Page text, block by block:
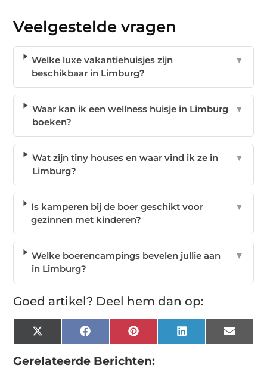
Veelgestelde vragen
Welke luxe vakantiehuisjes zijn
beschikbaar in Limburg?
▼
Waar kan ik een wellness huisje in Limburg
boeken?
▼
Wat zijn tiny houses en waar vind ik ze in
Limburg?
▼
Is kamperen bij de boer geschikt voor
gezinnen met kinderen?
▼
Welke boerencampings bevelen jullie aan
in Limburg?
▼
Goed artikel? Deel hem dan op:
X
(Twitter)
Facebook Pinterest LinkedIn Email
Gerelateerde Berichten: